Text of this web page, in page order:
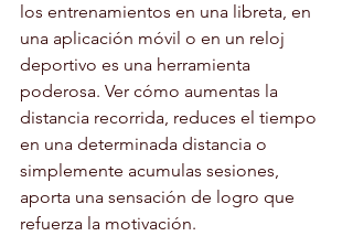
los entrenamientos en una libreta, en
una aplicación móvil o en un reloj
deportivo es una herramienta
poderosa. Ver cómo aumentas la
distancia recorrida, reduces el tiempo
en una determinada distancia o
simplemente acumulas sesiones,
aporta una sensación de logro que
refuerza la motivación.